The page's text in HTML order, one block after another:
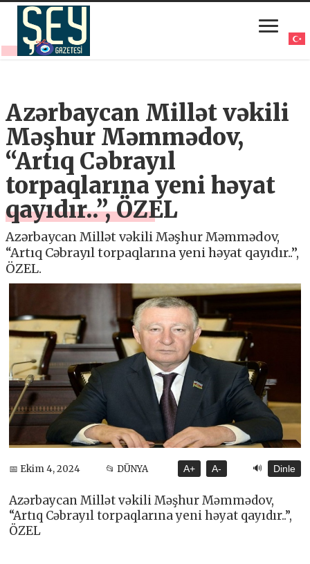
Azərbaycan Millət vəkili
Məşhur Məmmədov,
“Artıq Cəbrayıl
torpaqlarına yeni həyat
qayıdır..”, ÖZEL
Azərbaycan Millət vəkili Məşhur Məmmədov,
“Artıq Cəbrayıl torpaqlarına yeni həyat qayıdır..”,
ÖZEL.
📅 Ekim 4, 2024 📂 DÜNYA A+ A- 🔊 Dinle
Azərbaycan Millət vəkili Məşhur Məmmədov,
“Artıq Cəbrayıl torpaqlarına yeni həyat qayıdır..”,
ÖZEL